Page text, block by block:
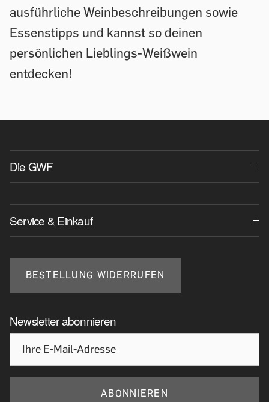
ausführliche Weinbeschreibungen sowie
Essenstipps und kannst so deinen
persönlichen Lieblings-Weißwein
entdecken!
Die GWF
Service & Einkauf
BESTELLUNG WIDERRUFEN
Newsletter abonnieren
ABONNIEREN